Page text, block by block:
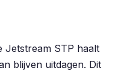
Jetstream STP haalt
blijven uitdagen. Dit